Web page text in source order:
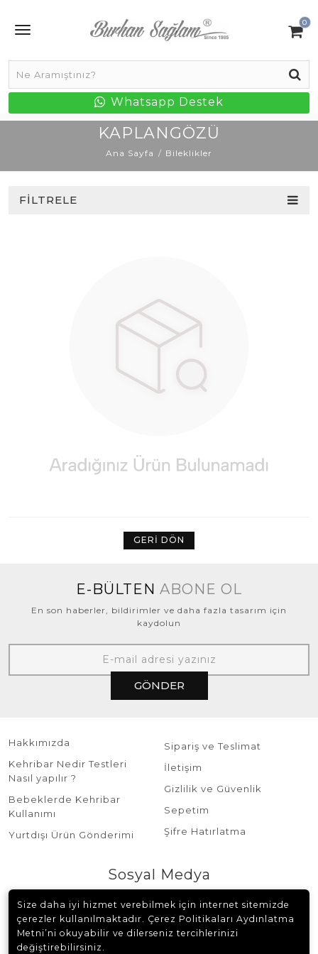
0
Whatsapp Destek
KAPLANGÖZÜ
Ana Sayfa Bileklikler
FILTRELE
GERI DÖN
E-BÜLTEN ABONE OL
En son haberler, bildirimler ve daha fazla tasarım için
kaydolun
GÖNDER
Hakkımızda
Kehribar Nedir Testleri
Nasıl yapılır ?
Bebeklerde Kehribar
Kullanımı
Yurtdışı Ürün Gönderimi
Sipariş ve Teslimat
İletişim
Gizlilik ve Güvenlik
Sepetim
Şifre Hatırlatma
Sosyal Medya
Size daha iyi hizmet verebilmek için internet sitemizde
çerezler kullanılmaktadır. Çerez Politikaları Aydınlatma
Metni’ni okuyabilir ve dilerseniz tercihlerinizi
değiştirebilirsiniz.